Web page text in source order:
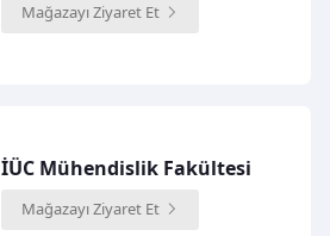
Mağazayı Ziyaret Et
İÜC Mühendislik Fakültesi
Mağazayı Ziyaret Et